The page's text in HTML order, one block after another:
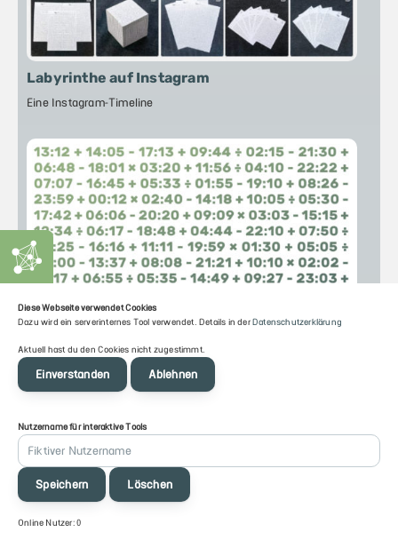
Labyrinthe auf Instagram
Eine Instagram-Timeline
Blütenzigarre: Rechnen mit Zeiten
Diese Webseite verwendet Cookies
Dazu wird ein serverinternes Tool verwendet. Details in derDatenschutzerklärung
Aktuell hast du den Cookies nicht zugestimmt.
Einverstanden Ablehnen
Nutzername für interaktive Tools
Speichern Löschen
Online Nutzer: 0